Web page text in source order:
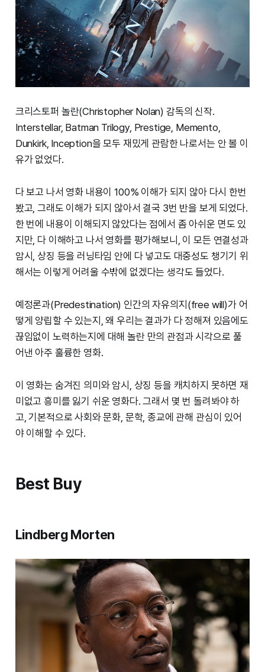
크리스토퍼 놀란(Christopher Nolan) 감독의 신작.
Interstellar, Batman Trilogy, Prestige, Memento,
Dunkirk, Inception을 모두 재밌게 관람한 나로서는 안 볼 이
유가 없었다.
다 보고 나서 영화 내용이 100% 이해가 되지 않아 다시 한번
봤고, 그래도 이해가 되지 않아서 결국 3번 반을 보게 되었다.
한 번에 내용이 이해되지 않았다는 점에서 좀 아쉬운 면도 있
지만, 다 이해하고 나서 영화를 평가해보니, 이 모든 연결성과
암시, 상징 등을 러닝타임 안에 다 넣고도 대중성도 챙기기 위
해서는 이렇게 어려울 수밖에 없겠다는 생각도 들었다.
예정론과(Predestination) 인간의 자유의지(free will)가 어
떻게 양립할 수 있는지, 왜 우리는 결과가 다 정해져 있음에도
끊임없이 노력하는지에 대해 놀란 만의 관점과 시각으로 풀
어낸 아주 훌륭한 영화.
이 영화는 숨겨진 의미와 암시, 상징 등을 캐치하지 못하면 재
미없고 흥미를 잃기 쉬운 영화다. 그래서 몇 번 돌려봐야 하
고, 기본적으로 사회와 문화, 문학, 종교에 관해 관심이 있어
야 이해할 수 있다.
Best Buy
Lindberg Morten